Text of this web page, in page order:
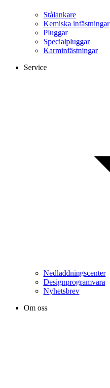
Stålankare
Kemiska infästningar
Pluggar
Specialpluggar
Karminfästningar
Service
Nedladdningscenter
Designprogramvara
Nyhetsbrev
Om oss